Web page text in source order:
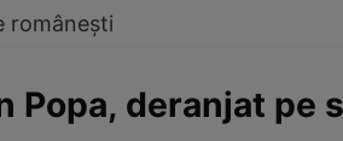
românești
Popa, deranjat pe